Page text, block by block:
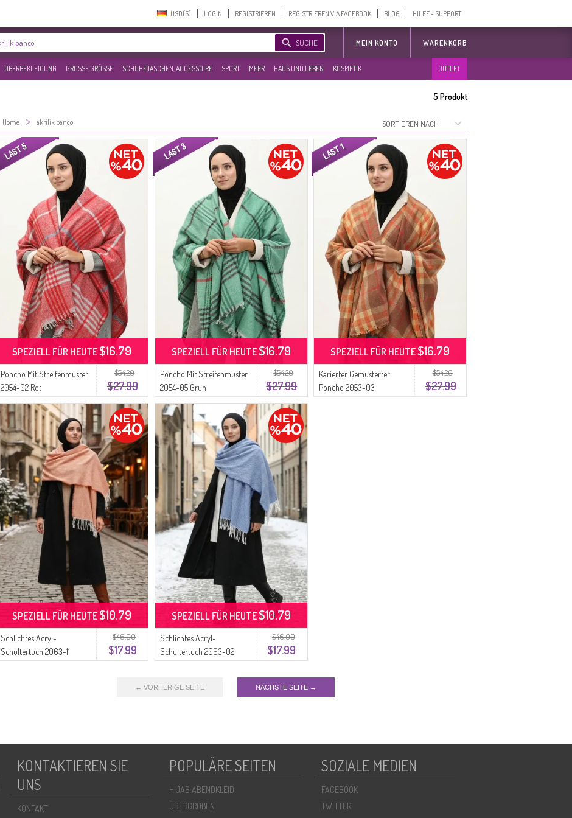
USD($)‎ LOGIN REGISTRIEREN REGISTRIEREN VIA FACEBOOK BLOG HILFE - SUPPORT
SUCHE MEIN KONTO WARENKORB
OBERBEKLEIDUNG GROSSE GRÖSSE SCHUHE,TASCHEN, ACCESSOIRE SPORT MEER HAUS UND LEBEN KOSMETIK OUTLET
5Produkt
Home > akrilik panco
$54.20
$27.99
Poncho Mit Streifenmuster
2054-02 Rot
SPEZIELL FÜR HEUTE$16.79
$54.20
$27.99
Poncho Mit Streifenmuster
2054-05 Grün
SPEZIELL FÜR HEUTE$16.79
$54.20
$27.99
Karierter Gemusterter
Poncho 2053-03
SPEZIELL FÜR HEUTE$16.79
$46.00
$17.99
Schlichtes Acryl-
Schultertuch 2063-11
SPEZIELL FÜR HEUTE$10.79
$46.00
$17.99
Schlichtes Acryl-
Schultertuch 2063-02
SPEZIELL FÜR HEUTE$10.79
← VORHERIGE SEITE NÄCHSTE SEITE →
KONTAKTIEREN SIE
UNS
KONTAKT
POPULÄRE SEITEN
HIJAB ABENDKLEID
ÜBERGROßEN
SOZIALE MEDIEN
FACEBOOK
TWITTER